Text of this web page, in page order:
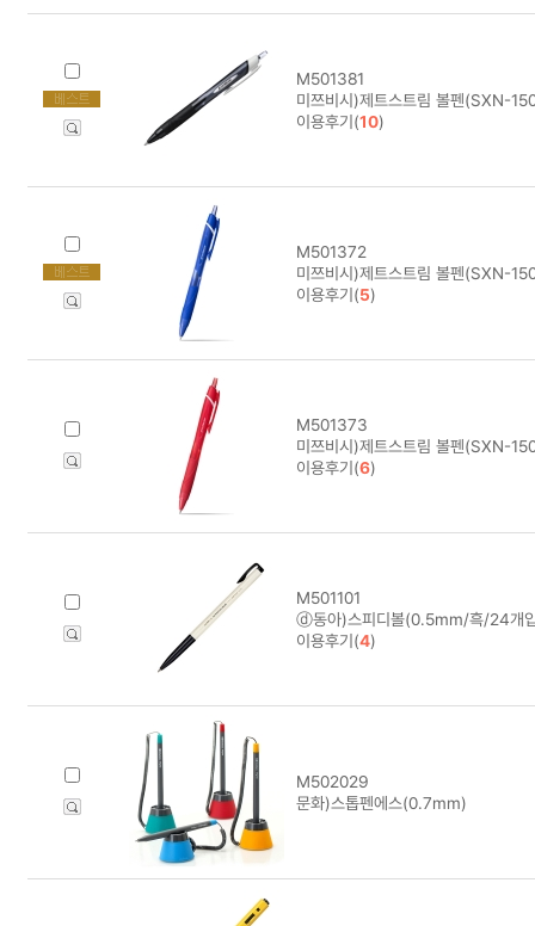
M501381
미쯔비시)제트스트림 볼펜(SXN-
이용후기(10)
M501372
미쯔비시)제트스트림 볼펜(SXN-
이용후기(5)
M501373
미쯔비시)제트스트림 볼펜(SXN-
이용후기(6)
M501101
ⓓ동아)스피디볼(0.5mm/흑/24개
이용후기(4)
M502029
문화)스톱펜에스(0.7mm)